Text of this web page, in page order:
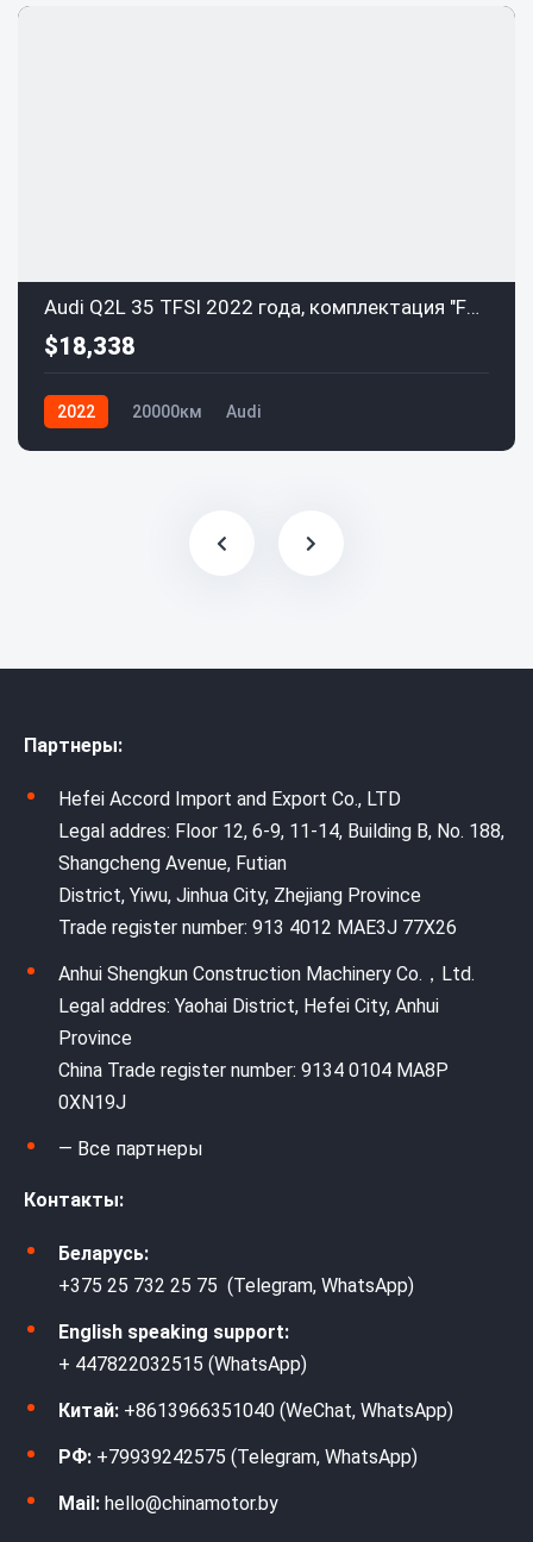
Audi Q2L 35 TFSI 2022 года, комплектация "Fashion Dynamic"
$18,338
2022 20000км Audi
Партнеры:
Hefei Accord Import and Export Co., LTD
Legal addres: Floor 12, 6-9, 11-14, Building B, No. 188,
Shangcheng Avenue, Futian
District, Yiwu, Jinhua City, Zhejiang Province
Trade register number: 913 4012 MAE3J 77X26
Anhui Shengkun Construction Machinery Co.，Ltd.
Legal addres: Yaohai District, Hefei City, Anhui
Province
China Trade register number: 9134 0104 MA8P
0XN19J
— Все партнеры
Контакты:
Беларусь:
+375 25 732 25 75 (Telegram, WhatsApp)
English speaking support:
+ 447822032515 (WhatsApp)
Китай: +8613966351040 (WeChat, WhatsApp)
РФ: +79939242575 (Telegram, WhatsApp)
Mail: hello@chinamotor.by